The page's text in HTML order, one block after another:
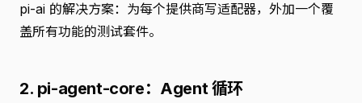
pi-ai 的解决方案：为每个提供商写适配器，外加一个覆
盖所有功能的测试套件。
2. pi-agent-core：Agent 循环